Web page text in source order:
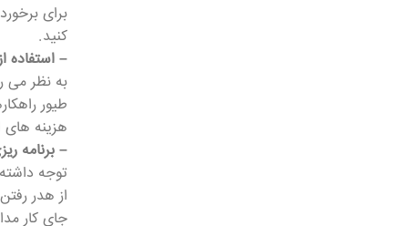
برای
کنید.
– استفاده
به نظر می
طیور
هزینه
– برنامه
توجه
از هدر
جای کار